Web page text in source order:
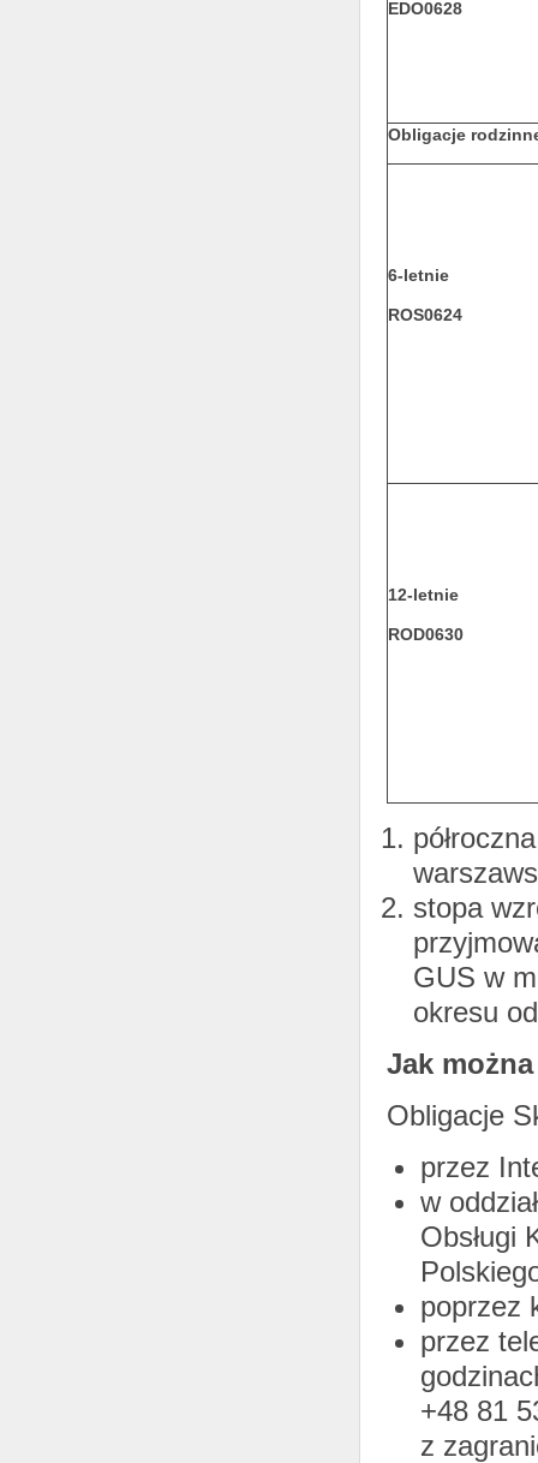
EDO0628
Obligacje
6-letnie
ROS0624
12-letnie
ROD0630
stopa
GUS w
okresu
Jak
Obligacje
przez
w
Obsługi
poprzez
przez
+48 81
z